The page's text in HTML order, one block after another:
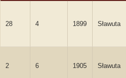
28 4 1899 Sławuta
2 6 1905 Sławuta